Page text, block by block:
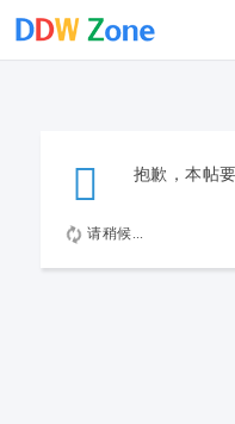
抱歉，本帖
请稍候...